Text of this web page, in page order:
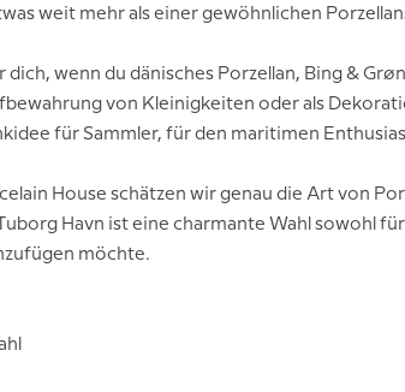
weit mehr als einer gewöhnlichen
dich, wenn du dänisches Porzellan, Bing &
von Kleinigkeiten oder als
für Sammler, für den maritimen
House schätzen wir genau die Art von
Havn ist eine charmante Wahl sowohl
möchte.